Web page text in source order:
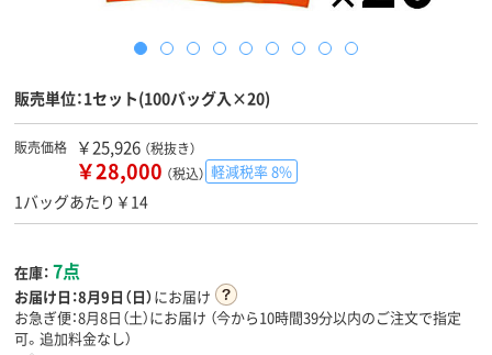
販売単位：1セット(100バッグ入×20)
販売価格 ￥25,926 （税抜き）
￥28,000 （税込） 軽減税率 8%
1バッグあたり￥14
在庫： 7点
お届け日：8月9日（日）にお届け
お急ぎ便：8月8日（土）にお届け （今から10時間39分以内のご注文で指定
可。追加料金なし）